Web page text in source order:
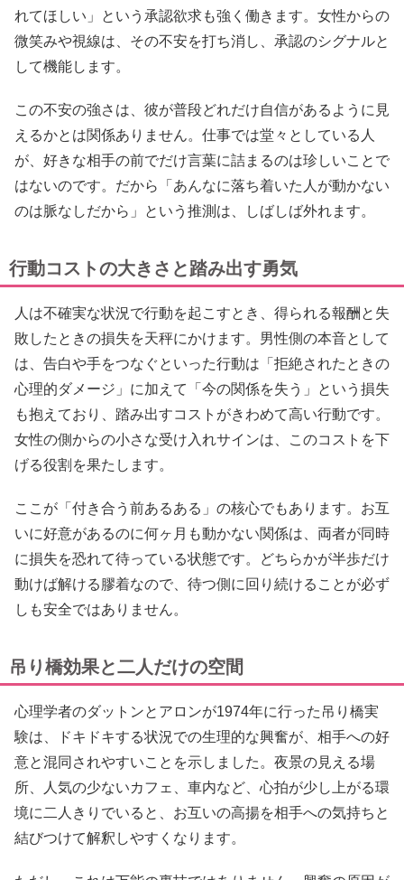
れてほしい」という承認欲求も強く働きます。女性からの
微笑みや視線は、その不安を打ち消し、承認のシグナルと
して機能します。
この不安の強さは、彼が普段どれだけ自信があるように見
えるかとは関係ありません。仕事では堂々としている人
が、好きな相手の前でだけ言葉に詰まるのは珍しいことで
はないのです。だから「あんなに落ち着いた人が動かない
のは脈なしだから」という推測は、しばしば外れます。
行動コストの大きさと踏み出す勇気
人は不確実な状況で行動を起こすとき、得られる報酬と失
敗したときの損失を天秤にかけます。男性側の本音として
は、告白や手をつなぐといった行動は「拒絶されたときの
心理的ダメージ」に加えて「今の関係を失う」という損失
も抱えており、踏み出すコストがきわめて高い行動です。
女性の側からの小さな受け入れサインは、このコストを下
げる役割を果たします。
ここが「付き合う前あるある」の核心でもあります。お互
いに好意があるのに何ヶ月も動かない関係は、両者が同時
に損失を恐れて待っている状態です。どちらかが半歩だけ
動けば解ける膠着なので、待つ側に回り続けることが必ず
しも安全ではありません。
吊り橋効果と二人だけの空間
心理学者のダットンとアロンが1974年に行った吊り橋実
験は、ドキドキする状況での生理的な興奮が、相手への好
意と混同されやすいことを示しました。夜景の見える場
所、人気の少ないカフェ、車内など、心拍が少し上がる環
境に二人きりでいると、お互いの高揚を相手への気持ちと
結びつけて解釈しやすくなります。